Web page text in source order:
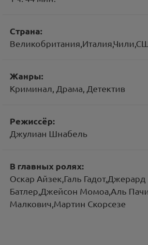
Страна:
Жанры:
Криминал, Драма, Детектив
Режиссёр:
Джулиан Шнабель
В главных ролях:
Оскар Айзек,Галь Гадот,Джерард
Батлер,Джейсон Момоа,Аль
Малкович,Мартин Скорсезе